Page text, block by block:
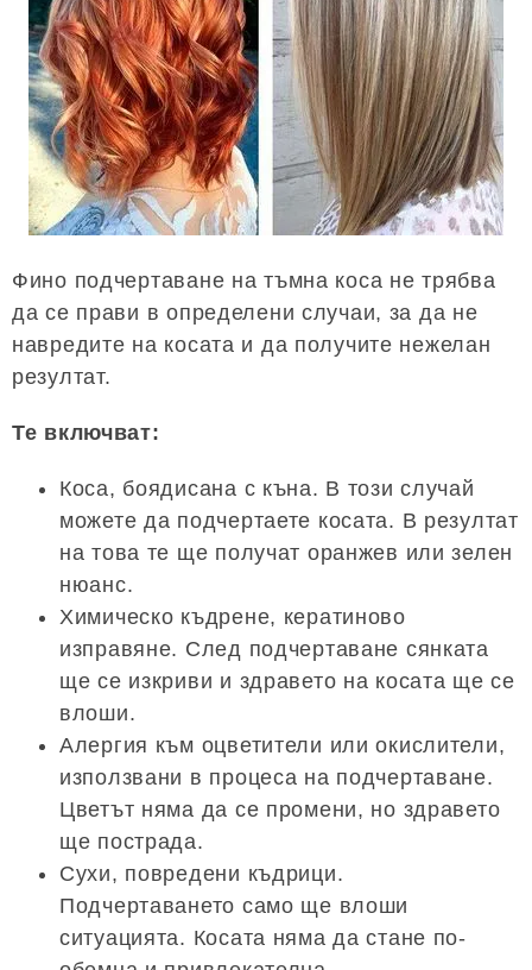
Фино подчертаване на тъмна коса не трябва
да се прави в определени случаи, за да не
навредите на косата и да получите нежелан
резултат.
Те включват:
Коса, боядисана с къна. В този случай
можете да подчертаете косата. В резултат
на това те ще получат оранжев или зелен
нюанс.
Химическо къдрене, кератиново
изправяне. След подчертаване сянката
ще се изкриви и здравето на косата ще се
влоши.
Алергия към оцветители или окислители,
използвани в процеса на подчертаване.
Цветът няма да се промени, но здравето
ще пострада.
Сухи, повредени къдрици.
Подчертаването само ще влоши
ситуацията. Косата няма да стане по-